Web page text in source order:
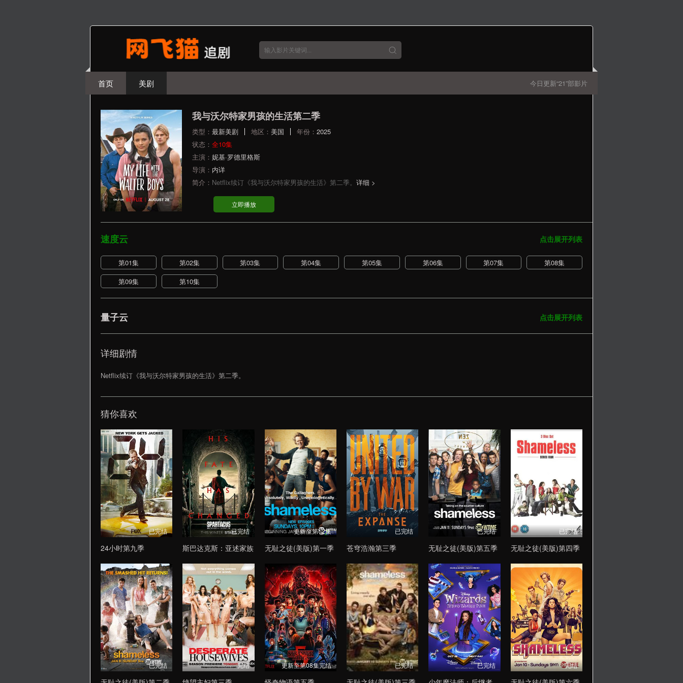
今日更新“21”部影片
首页 美剧
我与沃尔特家男孩的生活第二季
类型： 最新美剧 地区： 美国 年份： 2025
状态： 全10集
主演： 妮基·罗德里格斯
导演： 内详
简介： Netflix续订《我与沃尔特家男孩的生活》第二季。 详细 >
立即播放
点击展开列表
速度云
第01集 第02集 第03集 第04集 第05集 第06集 第07集
第08集
第09集
第10集
点击展开列表
量子云
详细剧情
Netflix续订《我与沃尔特家男孩的生活》第二季。
猜你喜欢
已完结
24小时第九季
已完结
斯巴达克斯：亚述家族
更新至第12集
无耻之徒(美版)第一季
已完结
苍穹浩瀚第三季
已完结
无耻之徒(美版)第五季
已完结
无耻之徒(美版)第四季
已完结 完结 更新至第08集完结 已完结 已完结 完结